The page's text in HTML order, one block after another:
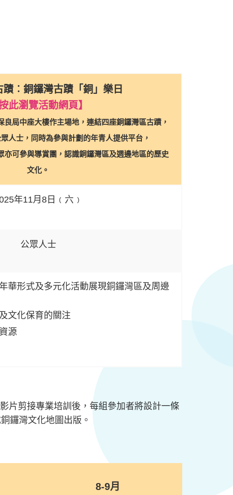
蹟︰銅鑼灣古蹟「銅」樂日
此瀏覽活動網頁】
局中座大樓作主場地，連結四座銅鑼灣區古蹟，
人士，同時為參與計劃的年青人提供平台，
亦可參與導賞團，認識銅鑼灣區及週邊地區的歷史
文化。
年11月8日﹙六﹚
公眾人士
華形式及多元化活動展現銅鑼灣區及周邊
文化保育的關注
源
片剪接專業培訓後，每組參加者將設計一條
鑼灣文化地圖出版。
8-9月